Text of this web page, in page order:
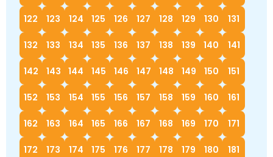
122 123 124 125 126 127 128 129 130 131
132 133 134 135 136 137 138 139 140 141
142 143 144 145 146 147 148 149 150 151
152 153 154 155 156 157 158 159 160 161
162 163 164 165 166 167 168 169 170 171
172 173 174 175 176 177 178 179 180 181